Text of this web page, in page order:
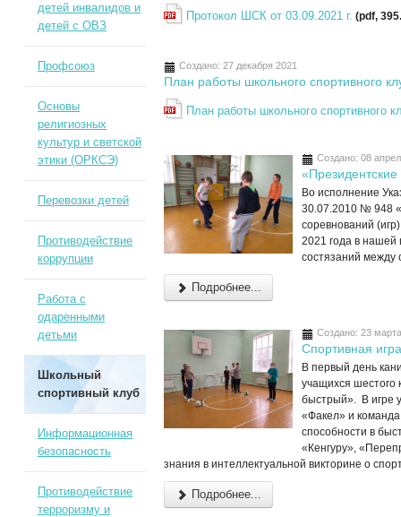
Протокол ШСК от 03.09.2021 г. (pdf,
Создано: 27 декабря 2021
План работы школьного спортивного
План работы школьного спортивного
Создано: 08
«Президентские
Во исполнение
30.07.2010 № 948
соревнований
2021 года в
состязаний между
Подробнее...
Создано: 23
Спортивная
В первый день
учащихся шестого
быстрый». В игре
«Факел» и
способности в
«Кенгуру»,
знания в интеллектуальной викторине о
Подробнее...
детей инвалидов и
детей с ОВЗ
Профсоюз
Основы
религиозных
культур и светской
этики (ОРКСЭ)
Перевозки детей
Противодействие
коррупции
Работа с
одаренными
детьми
Школьный
спортивный клуб
Информационная
безопасность
Противодействие
терроризму и